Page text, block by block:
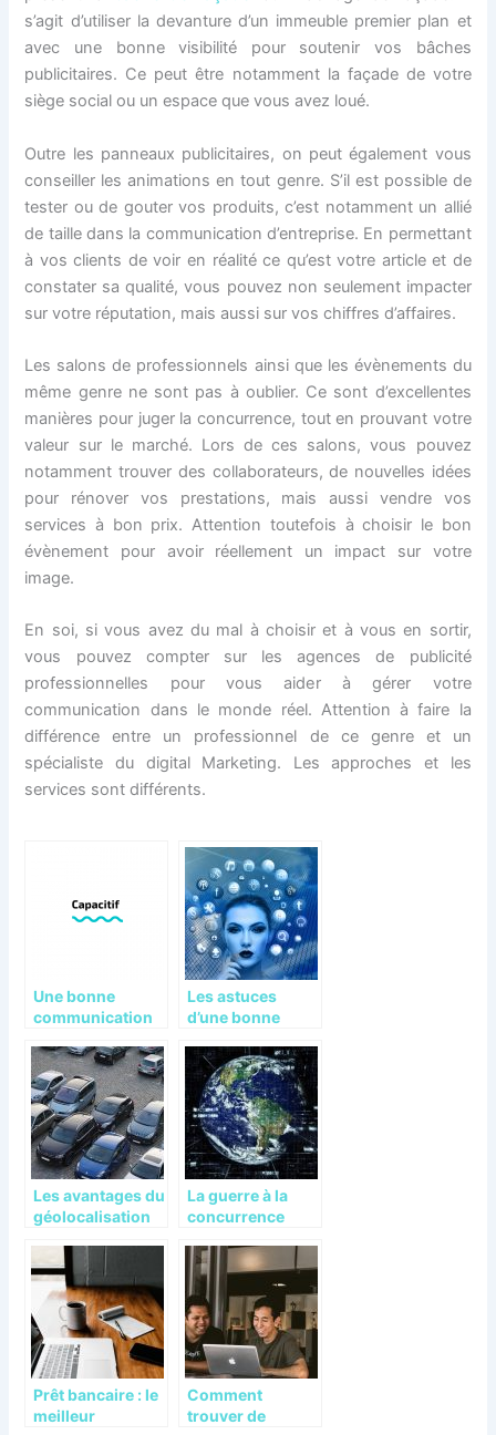
s’agit d’utiliser la devanture d’un immeuble premier plan et
avec une bonne visibilité pour soutenir vos bâches
publicitaires. Ce peut être notamment la façade de votre
siège social ou un espace que vous avez loué.
Outre les panneaux publicitaires, on peut également vous
conseiller les animations en tout genre. S’il est possible de
tester ou de gouter vos produits, c’est notamment un allié
de taille dans la communication d’entreprise. En permettant
à vos clients de voir en réalité ce qu’est votre article et de
constater sa qualité, vous pouvez non seulement impacter
sur votre réputation, mais aussi sur vos chiffres d’affaires.
Les salons de professionnels ainsi que les évènements du
même genre ne sont pas à oublier. Ce sont d’excellentes
manières pour juger la concurrence, tout en prouvant votre
valeur sur le marché. Lors de ces salons, vous pouvez
notamment trouver des collaborateurs, de nouvelles idées
pour rénover vos prestations, mais aussi vendre vos
services à bon prix. Attention toutefois à choisir le bon
évènement pour avoir réellement un impact sur votre
image.
En soi, si vous avez du mal à choisir et à vous en sortir,
vous pouvez compter sur les agences de publicité
professionnelles pour vous aider à gérer votre
communication dans le monde réel. Attention à faire la
différence entre un professionnel de ce genre et un
spécialiste du digital Marketing. Les approches et les
services sont différents.
Une bonne
communication
votre entreprise
Les astuces
d’une bonne
Les avantages du
géolocalisation
du transport
La guerre à la
concurrence
création de votre
site e-commerce
Prêt bancaire : le
meilleur
Comment
trouver de